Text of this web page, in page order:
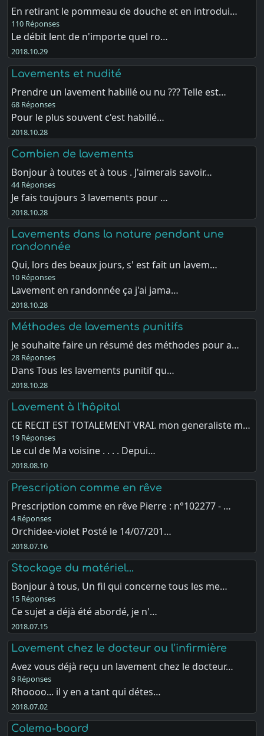
En retirant le pommeau de douche et en introdui…
110 Réponses
Le débit lent de n'importe quel ro…
2018.10.29
Lavements et nudité
Prendre un lavement habillé ou nu ??? Telle est…
68 Réponses
Pour le plus souvent c'est habillé…
2018.10.28
Combien de lavements
Bonjour à toutes et à tous . J'aimerais savoir…
44 Réponses
Je fais toujours 3 lavements pour …
2018.10.28
Lavements dans la nature pendant une
randonnée
Qui, lors des beaux jours, s' est fait un lavem…
10 Réponses
Lavement en randonnée ça j'ai jama…
2018.10.28
Méthodes de lavements punitifs
Je souhaite faire un résumé des méthodes pour a…
28 Réponses
Dans Tous les lavements punitif qu…
2018.10.28
Lavement à l'hôpital
CE RECIT EST TOTALEMENT VRAI. mon generaliste m…
19 Réponses
Le cul de Ma voisine . . . . Depui…
2018.08.10
Prescription comme en rêve
Prescription comme en rêve Pierre : n°102277 - …
4 Réponses
Orchidee-violet Posté le 14/07/201…
2018.07.16
Stockage du matériel...
Bonjour à tous, Un fil qui concerne tous les me…
15 Réponses
Ce sujet a déjà été abordé, je n'…
2018.07.15
Lavement chez le docteur ou l'infirmière
Avez vous déjà reçu un lavement chez le docteur…
9 Réponses
Rhoooo... il y en a tant qui détes…
2018.07.02
Colema-board